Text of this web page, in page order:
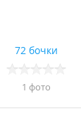
72 бочки
1 фото